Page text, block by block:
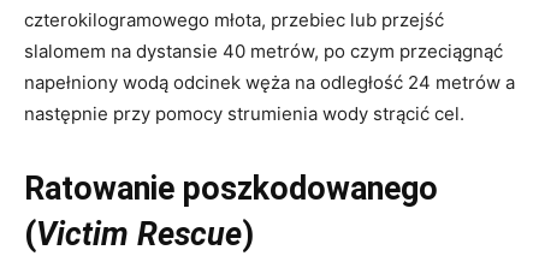
czterokilogramowego młota, przebiec lub przejść
slalomem na dystansie 40 metrów, po czym przeciągnąć
napełniony wodą odcinek węża na odległość 24 metrów a
następnie przy pomocy strumienia wody strącić cel.
Ratowanie poszkodowanego
(Victim Rescue)